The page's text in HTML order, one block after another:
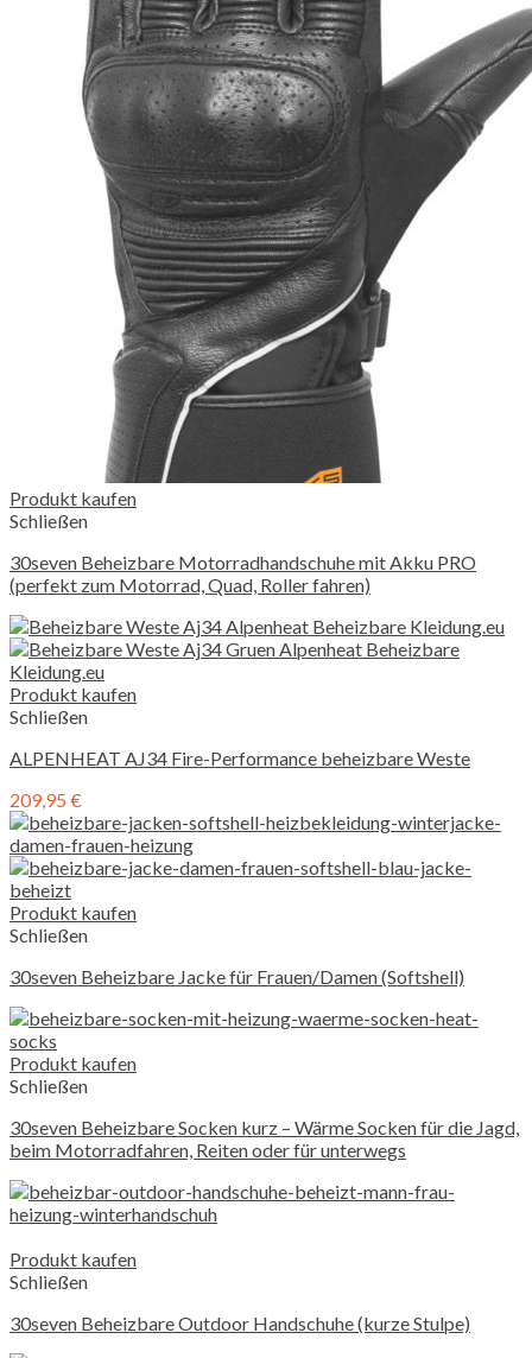
Produkt kaufen
Schließen
30seven Beheizbare Motorradhandschuhe mit Akku PRO
(perfekt zum Motorrad, Quad, Roller fahren)
Produkt kaufen
Schließen
ALPENHEAT AJ34 Fire-Performance beheizbare Weste
209,95 €
Produkt kaufen
Schließen
30seven Beheizbare Jacke für Frauen/Damen (Softshell)
Produkt kaufen
Schließen
30seven Beheizbare Socken kurz – Wärme Socken für die Jagd,
beim Motorradfahren, Reiten oder für unterwegs
Produkt kaufen
Schließen
30seven Beheizbare Outdoor Handschuhe (kurze Stulpe)